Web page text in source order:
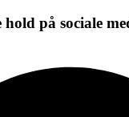
hold på sociale